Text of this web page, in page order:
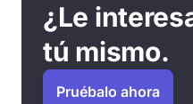
¿Le
tú mismo.
Pruébalo ahora